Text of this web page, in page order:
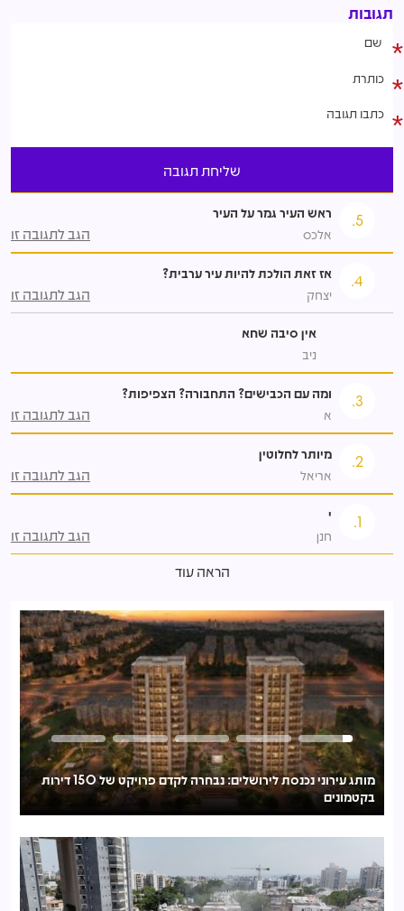
תגובות
5.
ראש העיר גמר על העיר
אלכס
הגב לתגובה זו
4.
אז זאת הולכת להיות עיר ערבית?
יצחק
הגב לתגובה זו
אין סיבה שחא
ניב
3.
ומה עם הכבישים? התחבורה? הצפיפות?
א
הגב לתגובה זו
2.
מיותר לחלוטין
אריאל
הגב לתגובה זו
1.
י
חנן
הגב לתגובה זו
הראה עוד
מותג עירוני נכנסת לירושלים: נבחרה לקדם פרויקט של 150 דירות
בקטמונים